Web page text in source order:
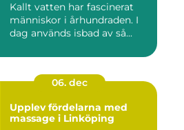
Kallt vatten har fascinerat
människor i århundraden. I
dag används isbad av så...
06. dec
Upplev fördelarna med
massage i Linköping